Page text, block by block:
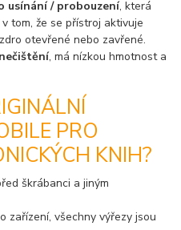
usínání / probouzení, která
tom, že se přístroj aktivuje
otevřené nebo zavřené.
, má nízkou hmotnost a
PRO
KNIH?
škrábanci a jiným
zařízení, všechny výřezy jsou